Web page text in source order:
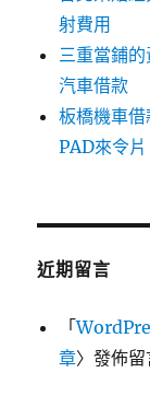
射費用
三重當鋪
汽車借款
板橋機車
PAD來令片
近期留言
「
章〉發佈留